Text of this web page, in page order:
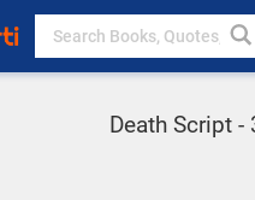
Death Script -